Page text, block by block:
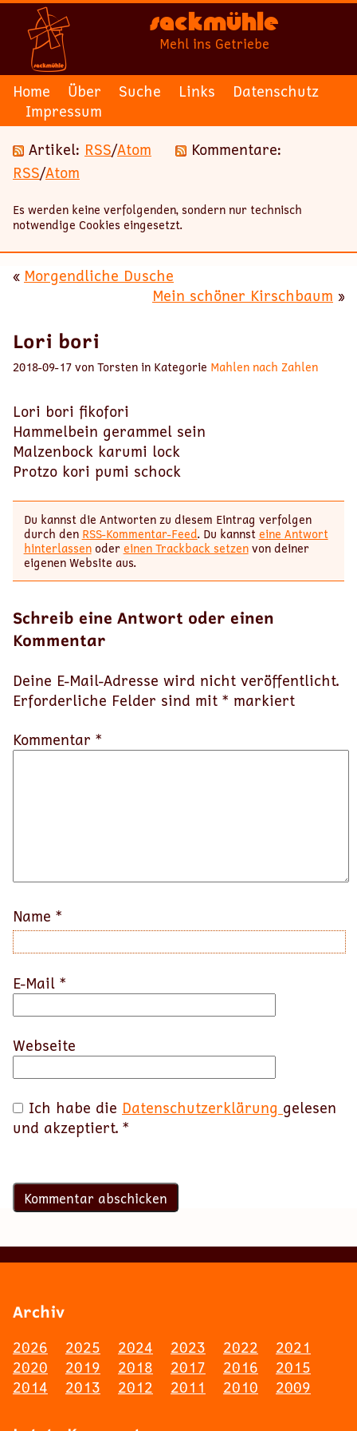
Sackmühle
Mehl ins Getriebe
Home Über Suche Links
Datenschutz
Impressum
Artikel: RSS/Atom
Kommentare:
RSS/Atom
Es werden keine verfolgenden, sondern nur technisch
notwendige Cookies eingesetzt.
« Morgendliche Dusche
Mein schöner Kirschbaum »
Lori bori
2018-09-17 von Torsten in Kategorie Mahlen nach Zahlen
Lori bori fikofori
Hammelbein gerammel sein
Malzenbock karumi lock
Protzo kori pumi schock
Du kannst die Antworten zu diesem Eintrag verfolgen
durch den RSS-Kommentar-Feed. Du kannsteine Antwort
hinterlassenodereinen Trackback setzenvon deiner
eigenen Website aus.
Schreib eine Antwort oder einen
Kommentar
Deine E-Mail-Adresse wird nicht veröffentlicht.
Erforderliche Felder sind mit * markiert
Kommentar *
Name *
E-Mail *
Webseite
Ich habe die Datenschutzerklärung gelesen
und akzeptiert. *
Archiv
2026 2025 2024 2023 2022
2021
2020
2019 2018 2017 2016
2015
2014
2013 2012 2011 2010 2009